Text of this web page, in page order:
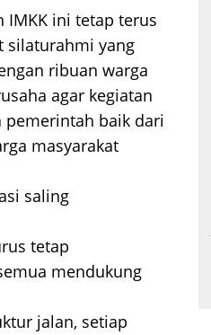
IMKK ini tetap terus
silaturahmi yang
ribuan warga
agar kegiatan
baik dari
masyarakat
saling
tetap
mendukung
jalan, setiap